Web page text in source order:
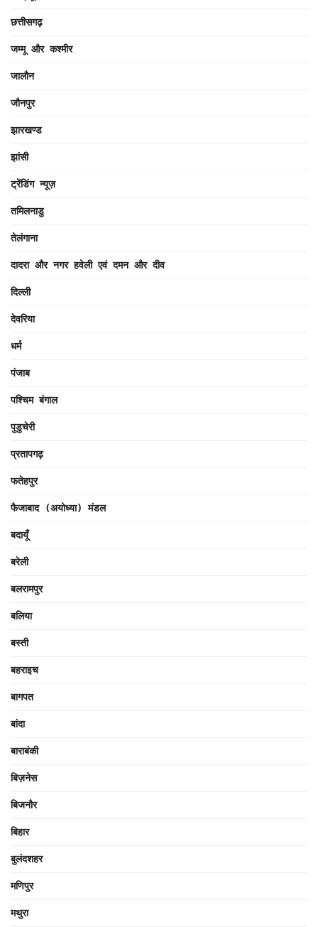
छत्तीसगढ़
जम्मू और कश्मीर
जालौन
जौनपुर
झारखण्ड
झांसी
ट्रेंडिंग न्यूज़
तमिलनाडु
तेलंगाना
दादरा और नगर हवेली एवं दमन और दीव
दिल्ली
देवरिया
धर्म
पंजाब
पश्चिम बंगाल
पुडुचेरी
प्रतापगढ़
फतेहपुर
फैजाबाद (अयोध्या) मंडल
बदायूँ
बरेली
बलरामपुर
बलिया
बस्ती
बहराइच
बागपत
बांदा
बाराबंकी
बिज़नेस
बिजनौर
बिहार
बुलंदशहर
मणिपुर
मथुरा